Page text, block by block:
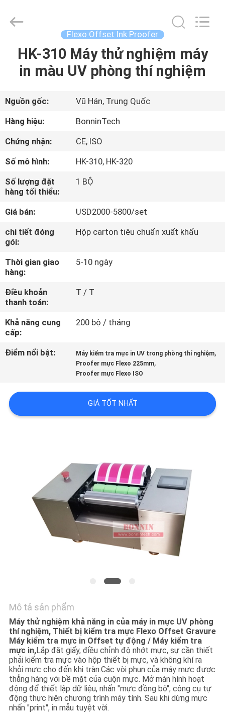
TRANG
CHỦ
CÁC
SẢN
PHẨM
VIDEO
CHÚNG
TÔI
THAM
QUAN
NHÀ
MÁY
KIỂM
LƯỢNG
SƠ
ĐỒ
TRANG
WEB
PRIVACY
POLICY
supplier.
Copyright
Wuhan
Technology
Reserved.
Developed
ECER
Flexo Offset Ink Proofer
HK-310 Máy thử nghiệm máy
in màu UV phòng thí nghiệm
Nguồn gốc:
Vũ Hán, Trung Quốc
Hàng hiệu:
BonninTech
Chứng nhận:
CE, ISO
Số mô hình:
HK-310, HK-320
Số lượng đặt
hàng tối thiểu:
1 BỘ
Giá bán:
USD2000-5800/set
chi tiết đóng
gói:
Hộp carton tiêu chuẩn xuất khẩu
Thời gian giao
hàng:
5-10 ngày
Điều khoản
thanh toán:
T / T
Khả năng cung
cấp:
200 bộ / tháng
Điểm nổi bật: Máy kiểm tra mực in UV trong phòng thí nghiệm,
Proofer mực Flexo 225mm,
Proofer mực Flexo ISO
GIÁ TỐT NHẤT
Mô tả sản phẩm
Máy thử nghiệm khả năng in của máy in mực UV phòng
thí nghiệm, Thiết bị kiểm tra mực Flexo Offset Gravure
Máy kiểm tra mực in Offset tự động / Máy kiểm tra
mực in,Lắp đặt giấy, điều chỉnh độ nhớt mực, sự cần thiết
phải kiểm tra mực vào hộp thiết bị mực, và không khí ra
khỏi mực cho đến khi tràn.Các vòi phun của máy mực được
thẳng hàng với bề mặt của cuộn mực. Mở màn hình hoạt
động để thiết lập dữ liệu, nhấn "mực đồng bộ", công cụ tự
động thực hiện chương trình máy tính. Sau khi dừng mực
nhấn "print", in mẫu tuyệt vời.